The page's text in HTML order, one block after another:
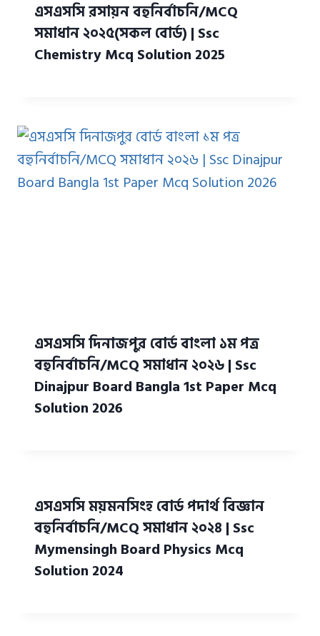
এসএসসি রসায়ন বহুনির্বাচনি/MCQ
সমাধান ২০২৫(সকল বোর্ড) | Ssc
Chemistry Mcq Solution 2025
এসএসসি দিনাজপুর বোর্ড বাংলা ১ম পত্র
বহুনির্বাচনি/MCQ সমাধান ২০২৬ | Ssc
Dinajpur Board Bangla 1st Paper Mcq
Solution 2026
এসএসসি ময়মনসিংহ বোর্ড পদার্থ বিজ্ঞান
বহুনির্বাচনি/MCQ সমাধান ২০২৪ | Ssc
Mymensingh Board Physics Mcq
Solution 2024